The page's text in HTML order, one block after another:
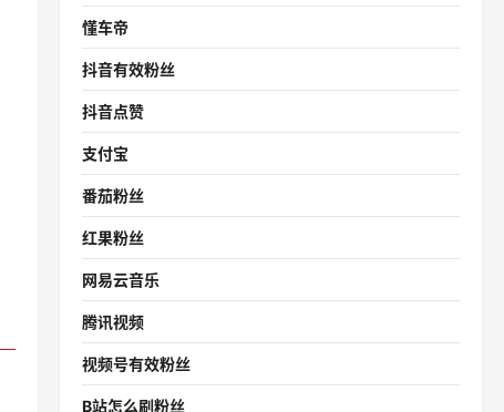
懂车帝
抖音有效粉丝
抖音点赞
支付宝
番茄粉丝
红果粉丝
网易云音乐
腾讯视频
视频号有效粉丝
B站怎么刷粉丝